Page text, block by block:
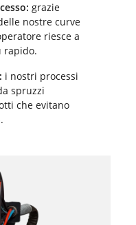
grazie
nostre curve
riesce a
rapido.
i nostri processi
spruzzi
che evitano